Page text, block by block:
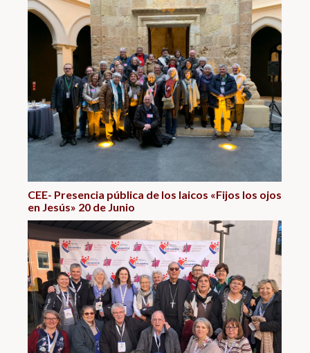
CEE- Presencia pública de los laicos «Fijos los ojos
en Jesús» 20 de Junio